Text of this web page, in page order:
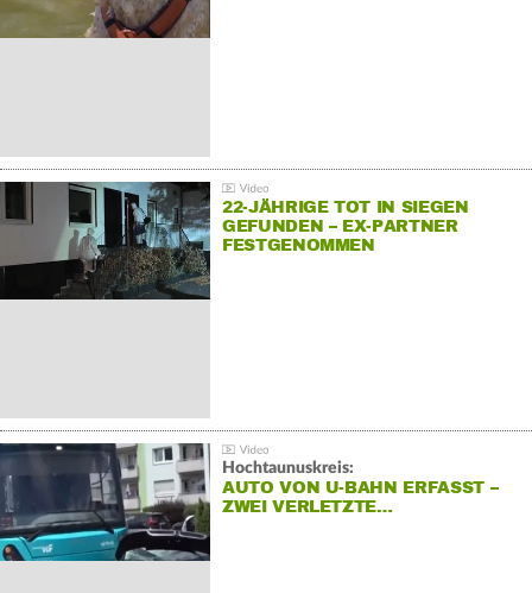
22-JÄHRIGE TOT IN SIEGEN
GEFUNDEN – EX-PARTNER
FESTGENOMMEN
Hochtaunuskreis:
AUTO VON U-BAHN ERFASST –
ZWEI VERLETZTE…